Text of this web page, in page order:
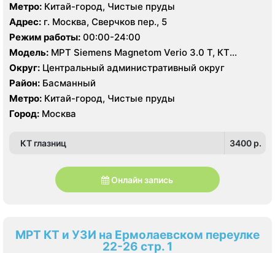
Метро: Китай-город, Чистые пруды
Адрес: г. Москва, Сверчков пер., 5
Режим работы: 00:00-24:00
Модель: МРТ Siemens Magnetom Verio 3.0 T, КТ
Toshiba Aquilion PRIME 160 срезов, УЗИ Philips HD15
Округ: Центральный административный округ
Район: Басманный
Метро: Китай-город, Чистые пруды
Город: Москва
КТ глазниц 3400 p.
Онлайн запись
МРТ КТ и УЗИ на Ермолаевском переулке
22-26 стр. 1